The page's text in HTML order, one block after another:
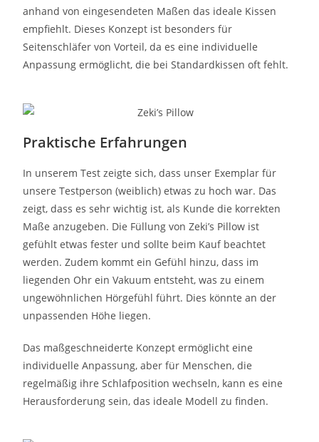
anhand von eingesendeten Maßen das ideale Kissen
empfiehlt. Dieses Konzept ist besonders für
Seitenschläfer von Vorteil, da es eine individuelle
Anpassung ermöglicht, die bei Standardkissen oft fehlt.
Praktische Erfahrungen
In unserem Test zeigte sich, dass unser Exemplar für
unsere Testperson (weiblich) etwas zu hoch war. Das
zeigt, dass es sehr wichtig ist, als Kunde die korrekten
Maße anzugeben. Die Füllung von Zeki’s Pillow ist
gefühlt etwas fester und sollte beim Kauf beachtet
werden. Zudem kommt ein Gefühl hinzu, dass im
liegenden Ohr ein Vakuum entsteht, was zu einem
ungewöhnlichen Hörgefühl führt. Dies könnte an der
unpassenden Höhe liegen.
Das maßgeschneiderte Konzept ermöglicht eine
individuelle Anpassung, aber für Menschen, die
regelmäßig ihre Schlafposition wechseln, kann es eine
Herausforderung sein, das ideale Modell zu finden.